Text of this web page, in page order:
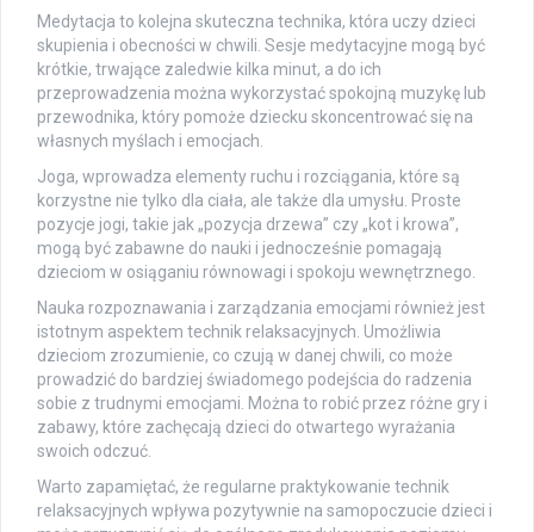
Medytacja to kolejna skuteczna technika, która uczy dzieci
skupienia i obecności w chwili. Sesje medytacyjne mogą być
krótkie, trwające zaledwie kilka minut, a do ich
przeprowadzenia można wykorzystać spokojną muzykę lub
przewodnika, który pomoże dziecku skoncentrować się na
własnych myślach i emocjach.
Joga, wprowadza elementy ruchu i rozciągania, które są
korzystne nie tylko dla ciała, ale także dla umysłu. Proste
pozycje jogi, takie jak „pozycja drzewa” czy „kot i krowa”,
mogą być zabawne do nauki i jednocześnie pomagają
dzieciom w osiąganiu równowagi i spokoju wewnętrznego.
Nauka rozpoznawania i zarządzania emocjami również jest
istotnym aspektem technik relaksacyjnych. Umożliwia
dzieciom zrozumienie, co czują w danej chwili, co może
prowadzić do bardziej świadomego podejścia do radzenia
sobie z trudnymi emocjami. Można to robić przez różne gry i
zabawy, które zachęcają dzieci do otwartego wyrażania
swoich odczuć.
Warto zapamiętać, że regularne praktykowanie technik
relaksacyjnych wpływa pozytywnie na samopoczucie dzieci i